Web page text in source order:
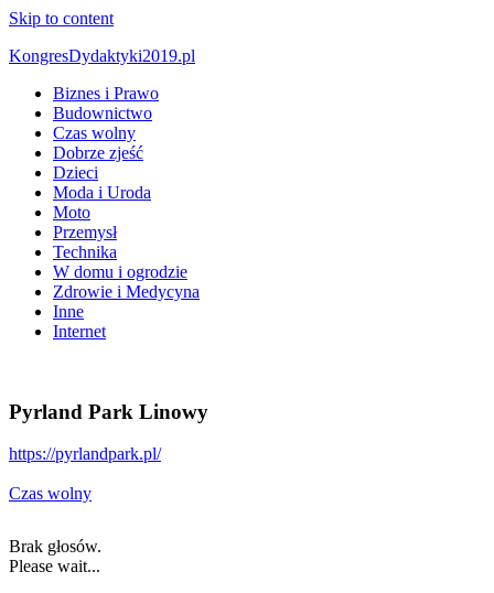
Skip to content
KongresDydaktyki2019.pl
Biznes i Prawo
Budownictwo
Czas wolny
Dobrze zjeść
Dzieci
Moda i Uroda
Moto
Przemysł
Technika
W domu i ogrodzie
Zdrowie i Medycyna
Inne
Internet
Pyrland Park Linowy
https://pyrlandpark.pl/
Czas wolny
Brak głosów.
Please wait...